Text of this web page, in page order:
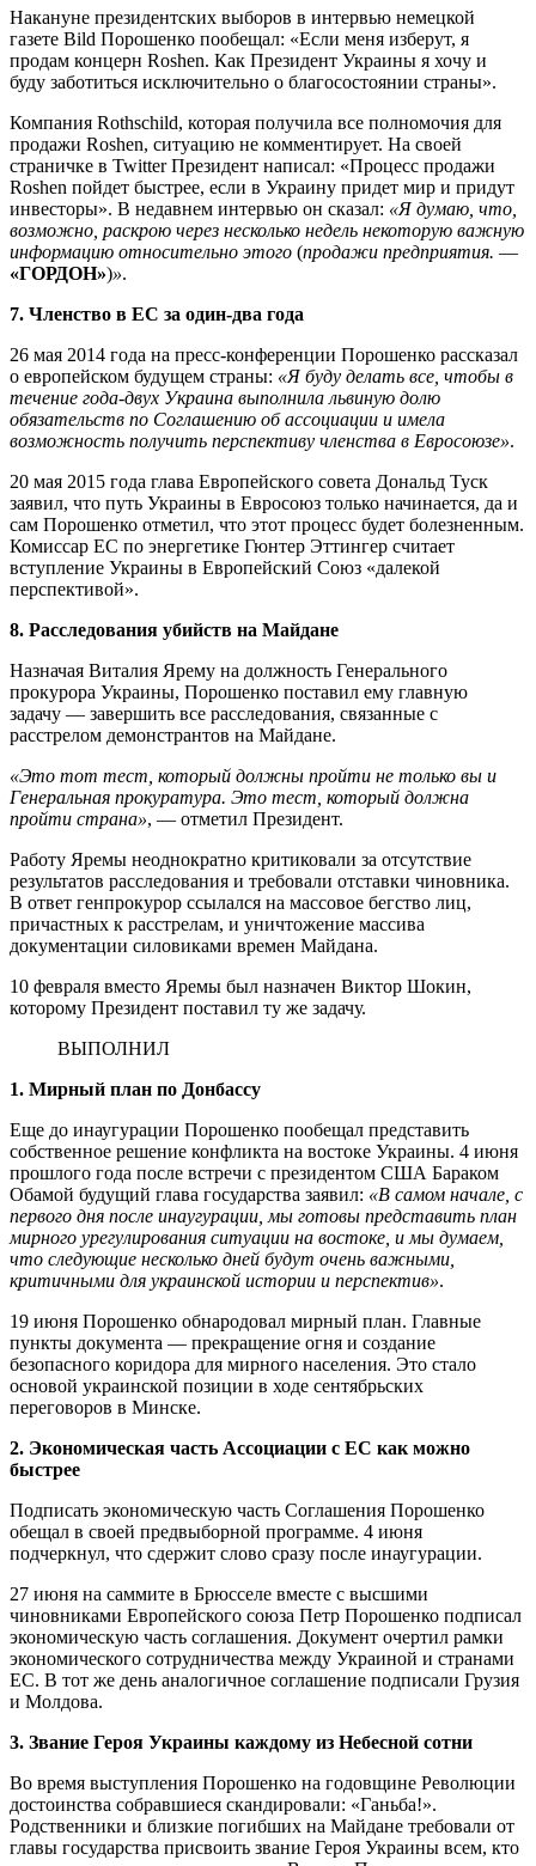
Накануне президентских выборов в интервью немецкой
газете Bild Порошенко пообещал: «Если меня изберут, я
продам концерн Roshen. Как Президент Украины я хочу и
буду заботиться исключительно о благосостоянии страны».
Компания Rothschild, которая получила все полномочия для
продажи Roshen, ситуацию не комментирует. На своей
страничке в Twitter Президент написал: «Процесс продажи
Roshen пойдет быстрее, если в Украину придет мир и придут
инвесторы». В недавнем интервью он сказал: «Я думаю, что,
возможно, раскрою через несколько недель некоторую важную
информацию относительно этого (продажи предприятия. —
«ГОРДОН»)».
7. Членство в ЕС за один-два года
26 мая 2014 года на пресс-конференции Порошенко рассказал
о европейском будущем страны: «Я буду делать все, чтобы в
течение года-двух Украина выполнила львиную долю
обязательств по Соглашению об ассоциации и имела
возможность получить перспективу членства в Евросоюзе».
20 мая 2015 года глава Европейского совета Дональд Туск
заявил, что путь Украины в Евросоюз только начинается, да и
сам Порошенко отметил, что этот процесс будет болезненным.
Комиссар ЕС по энергетике Гюнтер Эттингер считает
вступление Украины в Европейский Союз «далекой
перспективой».
8. Расследования убийств на Майдане
Назначая Виталия Ярему на должность Генерального
прокурора Украины, Порошенко поставил ему главную
задачу — завершить все расследования, связанные с
расстрелом демонстрантов на Майдане.
«Это тот тест, который должны пройти не только вы и
Генеральная прокуратура. Это тест, который должна
пройти страна», — отметил Президент.
Работу Яремы неоднократно критиковали за отсутствие
результатов расследования и требовали отставки чиновника.
В ответ генпрокурор ссылался на массовое бегство лиц,
причастных к расстрелам, и уничтожение массива
документации силовиками времен Майдана.
10 февраля вместо Яремы был назначен Виктор Шокин,
которому Президент поставил ту же задачу.
ВЫПОЛНИЛ
1. Мирный план по Донбассу
Еще до инаугурации Порошенко пообещал представить
собственное решение конфликта на востоке Украины. 4 июня
прошлого года после встречи с президентом США Бараком
Обамой будущий глава государства заявил: «В самом начале, с
первого дня после инаугурации, мы готовы представить план
мирного урегулирования ситуации на востоке, и мы думаем,
что следующие несколько дней будут очень важными,
критичными для украинской истории и перспектив».
19 июня Порошенко обнародовал мирный план. Главные
пункты документа — прекращение огня и создание
безопасного коридора для мирного населения. Это стало
основой украинской позиции в ходе сентябрьских
переговоров в Минске.
2. Экономическая часть Ассоциации с ЕС как можно
быстрее
Подписать экономическую часть Соглашения Порошенко
обещал в своей предвыборной программе. 4 июня
подчеркнул, что сдержит слово сразу после инаугурации.
27 июня на саммите в Брюсселе вместе с высшими
чиновниками Европейского союза Петр Порошенко подписал
экономическую часть соглашения. Документ очертил рамки
экономического сотрудничества между Украиной и странами
ЕС. В тот же день аналогичное соглашение подписали Грузия
и Молдова.
3. Звание Героя Украины каждому из Небесной сотни
Во время выступления Порошенко на годовщине Революции
достоинства со­бравшиеся скандировали: «Ганьба!».
Родственники и близкие погибших на Майдане требовали от
главы государства присвоить звание Героя Украины всем, кто